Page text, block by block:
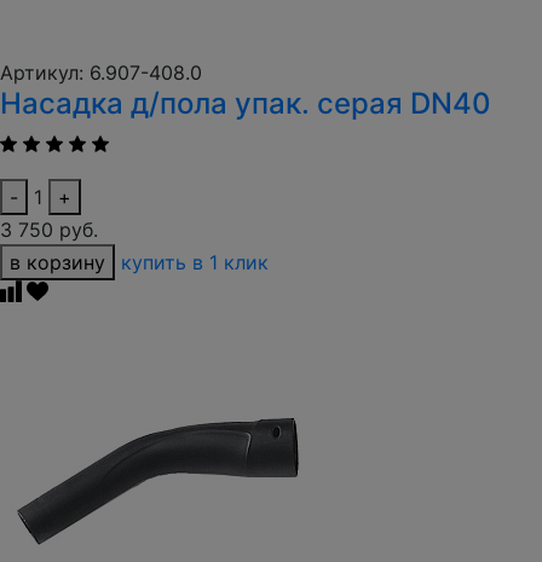
Артикул: 6.907-408.0
Насадка д/пола упак. серая DN40
- 1
+
3 750 руб.
в корзину
купить в 1 клик